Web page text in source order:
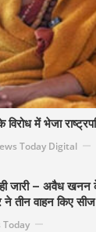
में भेजा
Today Digital
जारी – अवैध
ने तीन वाहन किए सीज
Today